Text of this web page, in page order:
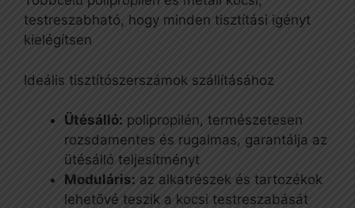
testreszabható, hogy minden tisztítási igényt
kielégítsen
Ideális tisztítószerszámok szállításához
Ütésálló: polipropilén, természetesen
rozsdamentes és rugalmas, garantálja az
ütésálló teljesítményt
Moduláris: az alkatrészek és tartozékok
lehetővé teszik a kocsi testreszabását